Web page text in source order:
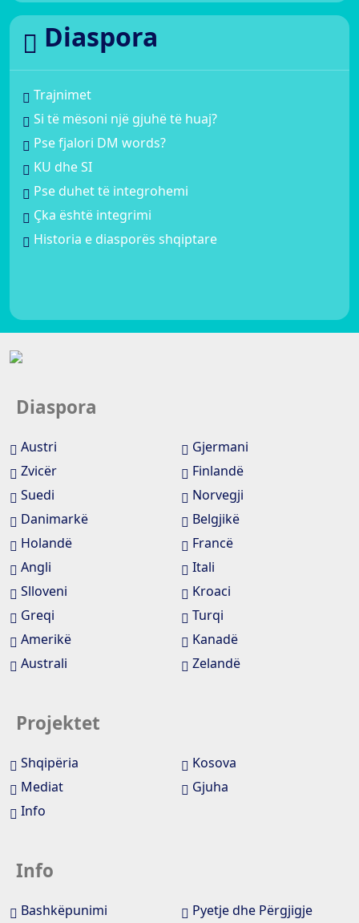
Diaspora
Trajnimet
Si të mësoni një gjuhë të huaj?
Pse fjalori DM words?
KU dhe SI
Pse duhet të integrohemi
Çka është integrimi
Historia e diasporës shqiptare
Diaspora
Austri
Gjermani
Zvicër
Finlandë
Suedi
Norvegji
Danimarkë
Belgjikë
Holandë
Francë
Angli
Itali
Slloveni
Kroaci
Greqi
Turqi
Amerikë
Kanadë
Australi
Zelandë
Projektet
Shqipëria
Kosova
Mediat
Gjuha
Info
Info
Bashkëpunimi Pyetje dhe Përgjigje